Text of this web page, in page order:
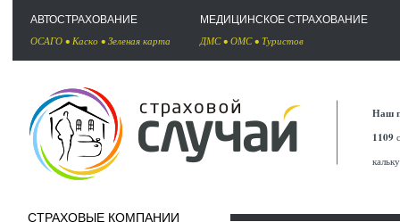
АВТОСТРАХОВАНИЕ
ОСАГО • Каско • Зеленая карта
МЕДИЦИНСКОЕ СТРАХОВАНИЕ
ДМС• ОМС• Туристов
Наш
1109
СТРАХОВЫЕ КОМПАНИИ